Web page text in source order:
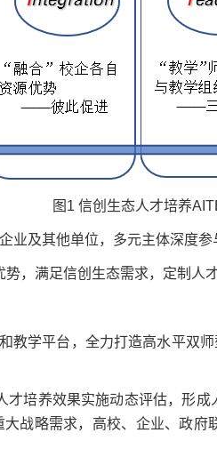
图1 信创生态人才培养
及其他单位，多元主体深度参
满足信创生态需求，定制人
学平台，全力打造高水平双师
培养效果实施动态评估，形成
战略需求，高校、企业、政府